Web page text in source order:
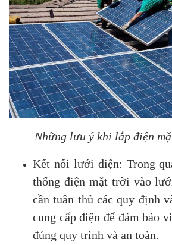
Những lưu ý khi lắp điện
Kết nối lưới điện: Trong
thống điện mặt trời vào
cần tuân thủ các quy định
cung cấp điện để đảm bảo
đúng quy trình và an toàn.